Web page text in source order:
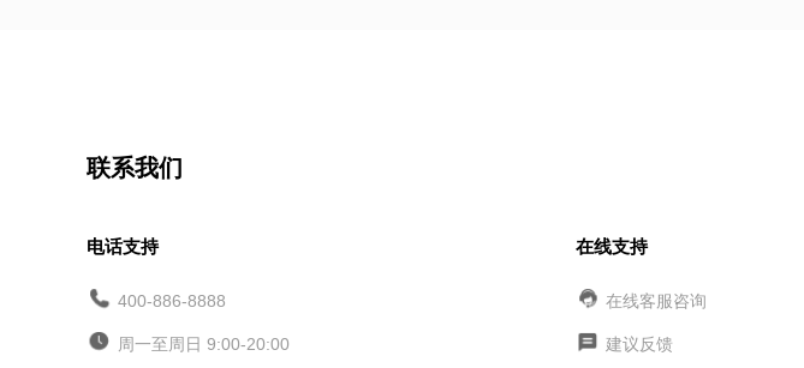
联系我们
电话支持
400-886-8888
周一至周日 9:00-20:00
在线支持
在线客服咨询
建议反馈